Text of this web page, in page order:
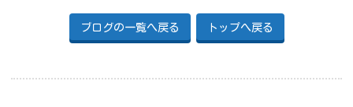
ブログの一覧へ戻る トップへ戻る